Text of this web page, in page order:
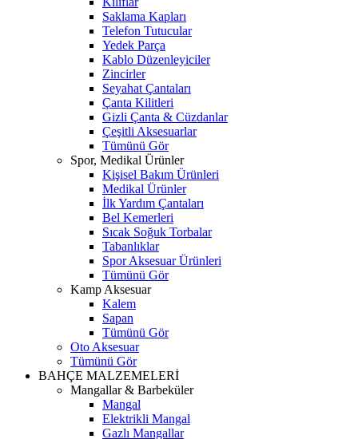
Saklama Kapları
Telefon Tutucular
Yedek Parça
Kablo Düzenleyiciler
Zincirler
Seyahat Çantaları
Çanta Kilitleri
Gizli Çanta & Cüzdanlar
Çeşitli Aksesuarlar
Tümünü Gör
Spor, Medikal Ürünler
Kişisel Bakım Ürünleri
Medikal Ürünler
İlk Yardım Çantaları
Bel Kemerleri
Sıcak Soğuk Torbalar
Tabanlıklar
Spor Aksesuar Ürünleri
Tümünü Gör
Kamp Aksesuar
Kalem
Sapan
Tümünü Gör
Oto Aksesuar
Tümünü Gör
BAHÇE MALZEMELERİ
Mangallar & Barbeküler
Mangal
Elektrikli Mangal
Gazlı Mangallar